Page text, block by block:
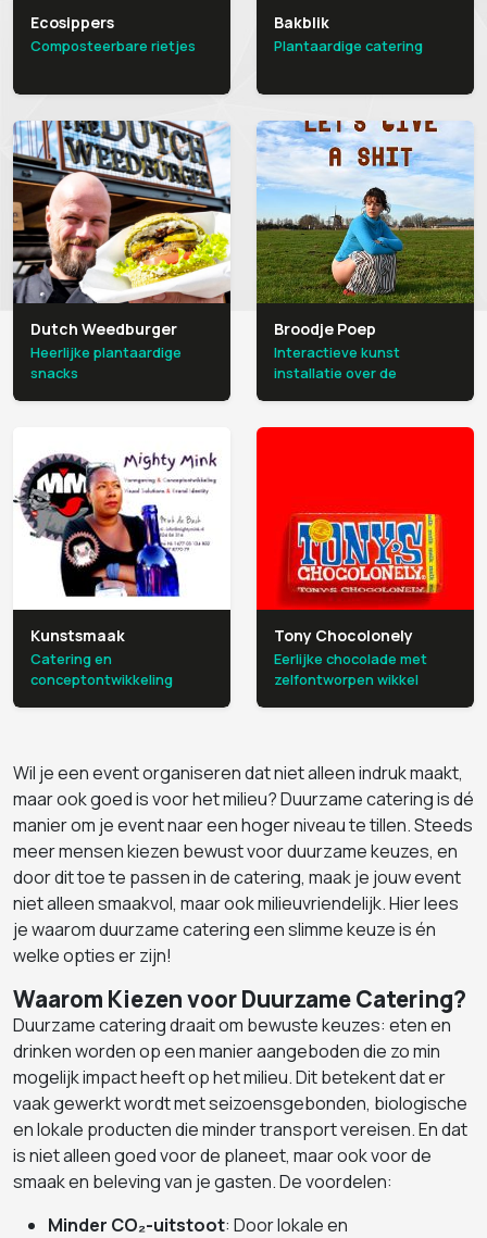
Ecosippers
Composteerbare rietjes
Bakblik
Plantaardige catering
Dutch Weedburger
Heerlijke plantaardige
snacks
Broodje Poep
Interactieve kunst
installatie over de
Kunstsmaak
Catering en
conceptontwikkeling
Tony Chocolonely
Eerlijke chocolade met
zelfontworpen wikkel
Wil je een event organiseren dat niet alleen indruk maakt,
maar ook goed is voor het milieu? Duurzame catering is dé
manier om je event naar een hoger niveau te tillen. Steeds
meer mensen kiezen bewust voor duurzame keuzes, en
door dit toe te passen in de catering, maak je jouw event
niet alleen smaakvol, maar ook milieuvriendelijk. Hier lees
je waarom duurzame catering een slimme keuze is én
welke opties er zijn!
Waarom Kiezen voor Duurzame Catering?
Duurzame catering draait om bewuste keuzes: eten en
drinken worden op een manier aangeboden die zo min
mogelijk impact heeft op het milieu. Dit betekent dat er
vaak gewerkt wordt met seizoensgebonden, biologische
en lokale producten die minder transport vereisen. En dat
is niet alleen goed voor de planeet, maar ook voor de
smaak en beleving van je gasten. De voordelen:
Minder CO₂-uitstoot: Door lokale en